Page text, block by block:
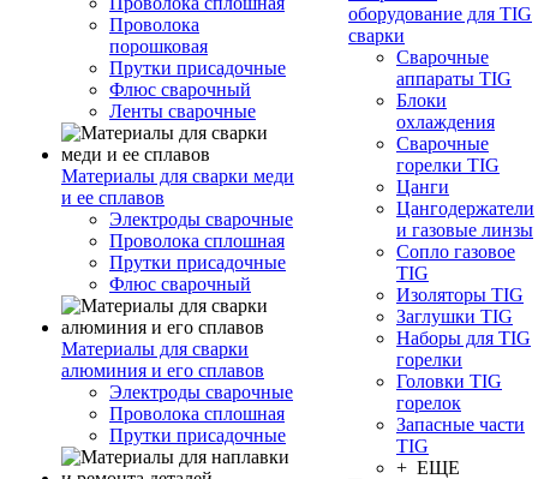
Проволока
порошковая
Прутки присадочные
Флюс сварочный
Ленты сварочные
Материалы для сварки меди
и ее сплавов
Электроды сварочные
Проволока сплошная
Прутки присадочные
Флюс сварочный
Материалы для сварки
алюминия и его сплавов
Электроды сварочные
Проволока сплошная
Прутки присадочные
оборудование для TIG
сварки
Сварочные
аппараты TIG
Блоки
охлаждения
Сварочные
горелки TIG
Цанги
Цангодержатели
и газовые линзы
Сопло газовое
TIG
Изоляторы TIG
Заглушки TIG
Наборы для TIG
горелки
Головки TIG
горелок
Запасные части
TIG
+ ЕЩЕ